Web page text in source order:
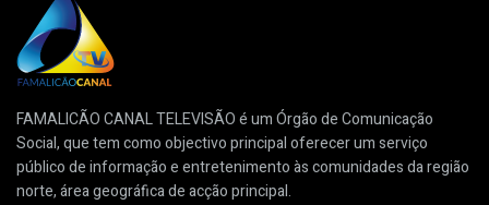
FAMALICÃO CANAL TELEVISÃO é um Órgão de Comunicação
Social, que tem como objectivo principal oferecer um serviço
público de informação e entretenimento às comunidades da região
norte, área geográfica de acção principal.